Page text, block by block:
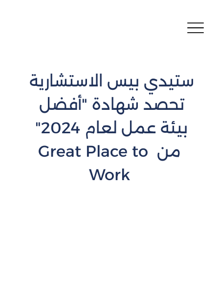
ستيدي بيس الاستشارية
تحصد شهادة "أفضل
بيئة عمل لعام 2024"
من Great Place to
Work